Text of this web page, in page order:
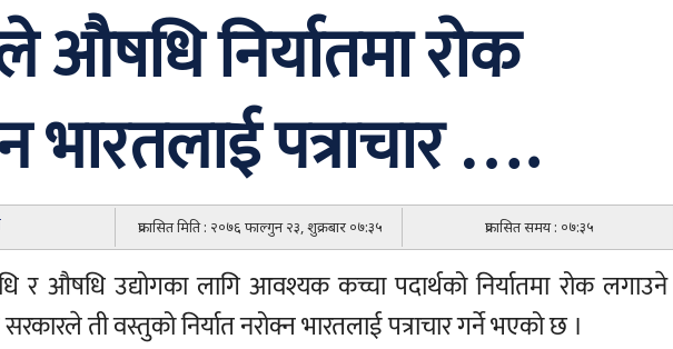
औषधि निर्यातमा रोक
भारतलाई पत्राचार ….
प्रकासित मिति : २०७६ फाल्गुन २३, शुक्रबार ०७:३५ प्रकासित समय : ०७:३५
र औषधि उद्योगका लागि आवश्यक कच्चा पदार्थको निर्यातमा रोक लगाउने
ती वस्तुको निर्यात नरोक्न भारतलाई पत्राचार गर्ने भएको छ ।